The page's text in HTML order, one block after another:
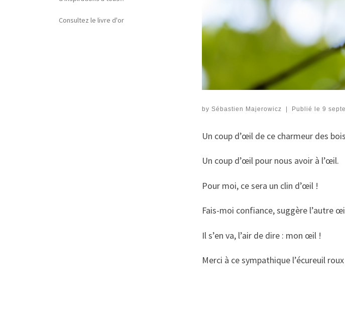
by Sébastien Majerowicz | Publié le 9
Un coup d’œil de ce charmeur des
Un coup d’œil pour nous avoir à l’œil.
Pour moi, ce sera un clin d’œil !
Fais-moi confiance, suggère l’autre
Il s’en va, l’air de dire : mon œil !
Merci à ce sympathique l’écureuil
Consultez le livre d'or